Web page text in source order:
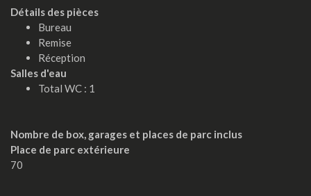
Détails des pièces
Bureau
Remise
Réception
Salles d'eau
Total WC : 1
Nombre de box, garages et places de parc inclus
Place de parc extérieure
70